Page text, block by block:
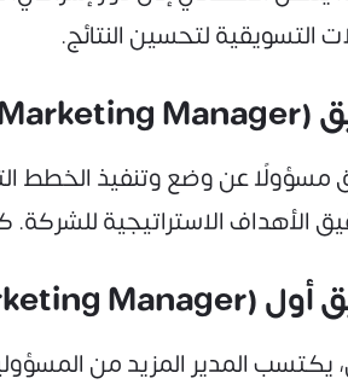
التسويقية لتحسين النتائج.
مسؤولًا عن وضع وتنفيذ الخطط
الأهداف الاستراتيجية
المدير المزيد من